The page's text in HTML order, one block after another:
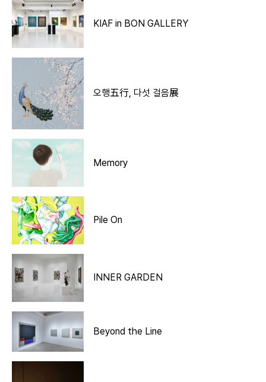
KIAF in BON GALLERY
오행五行, 다섯 걸음展
Memory
Pile On
INNER GARDEN
Beyond the Line